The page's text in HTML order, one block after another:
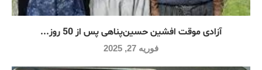
آزادی موقت افشین حسین‌پناهی پس از 50 روز...
فوریه 27, 2025